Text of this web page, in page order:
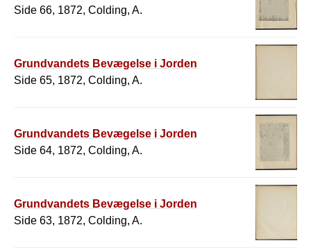
Side 66, 1872, Colding, A.
Grundvandets Bevægelse i Jorden
Side 65, 1872, Colding, A.
Grundvandets Bevægelse i Jorden
Side 64, 1872, Colding, A.
Grundvandets Bevægelse i Jorden
Side 63, 1872, Colding, A.